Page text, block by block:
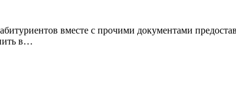
вместе с прочими документами
в…